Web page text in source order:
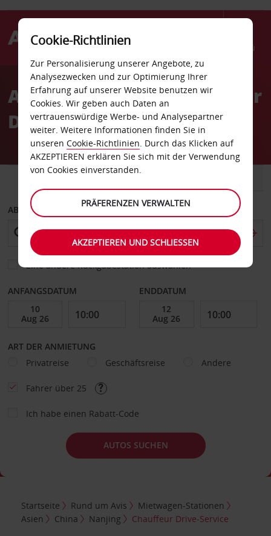
Menü
AvisAutovermietung Chauffeur
Drive-Service
ABHOLEN VON
Eine andere Rückgabestation auswählen
ANFANGSDATUM ENDDATUM
ART DER ANMIETUNG
Privatreise
Geschäftsreise Andere
Fahrer über 25
Ich habe einen Rabatt-Code
AUTOS SUCHEN
Startseite Rund um Avis
Mietwagen-Stationen
Asien
China Nanjing Chauffeur Drive-Service
Cookie-Richtlinien
Zur Personalisierung unserer Angebote, zu
Analysezwecken und zur Optimierung Ihrer
Erfahrung auf unserer Website benutzen wir
Cookies. Wir geben auch Daten an
vertrauenswürdige Werbe- und Analysepartner
weiter. Weitere Informationen finden Sie in
unseren Cookie-Richtlinien. Durch das Klicken auf
AKZEPTIEREN erklären Sie sich mit der Verwendung
von Cookies einverstanden.
PRÄFERENZEN VERWALTEN
AKZEPTIEREN UND SCHLIESSEN